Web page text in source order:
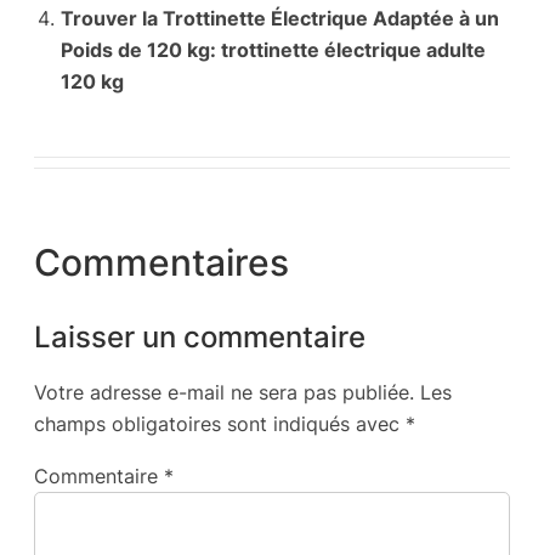
Trouver la Trottinette Électrique Adaptée à un
Poids de 120 kg: trottinette électrique adulte
120 kg
Commentaires
Laisser un commentaire
Votre adresse e-mail ne sera pas publiée. Les
champs obligatoires sont indiqués avec *
Commentaire *